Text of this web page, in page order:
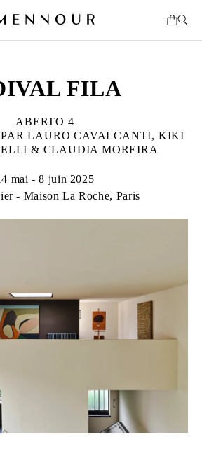
FILA
ABERTO 4
LAURO CAVALCANTI, KIKI
& CLAUDIA MOREIRA
mai - 8 juin 2025
- Maison La Roche, Paris